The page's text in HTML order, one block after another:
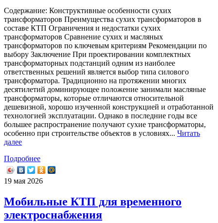
Содержание: Конструктивные особенности сухих
трансформаторов Преимущества сухих трансформаторов в
составе КТП Ограничения и недостатки сухих
трансформаторов Сравнение сухих и масляных
трансформаторов по ключевым критериям Рекомендации по
выбору Заключение При проектировании комплектных
трансформаторных подстанций одним из наиболее
ответственных решений является выбор типа силового
трансформатора. Традиционно на протяжении многих
десятилетий доминирующее положение занимали масляные
трансформаторы, которые отличаются относительной
дешевизной, хорошо изученной конструкцией и отработанной
технологией эксплуатации. Однако в последние годы все
большее распространение получают сухие трансформаторы,
особенно при строительстве объектов в условиях... Читать
далее
Подробнее
19 мая 2026
Мобильные КТП для временного
электроснабжения